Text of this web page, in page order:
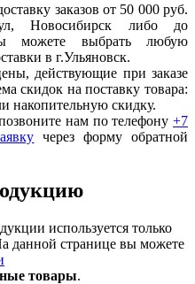
заказов от 50 000 руб.
Новосибирск либо до
можете выбрать любую
в г.Ульяновск.
действующие при заказе
скидок на поставку товара:
накопительную скидку.
нам по телефону +7
через форму обратной
используется только
данной странице вы можете
товары.